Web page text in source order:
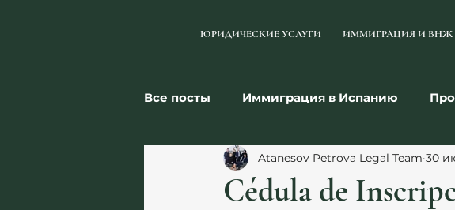
ЮРИДИЧЕСКИЕ УСЛУГИ ИММИГРАЦИЯ И ВНЖ
Все посты Иммиграция в Испанию
Бизнес Семья
Cédula de
Atanesov Petrova Legal Team 30